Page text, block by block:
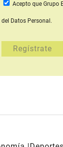
Acepto que Grupo
del Datos Personal.